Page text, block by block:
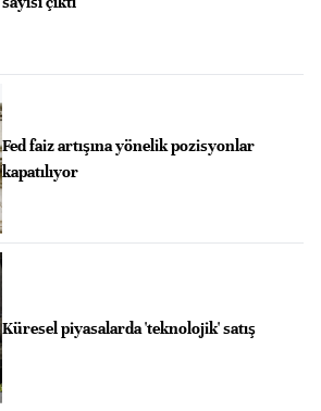
Fed faiz artışına yönelik pozisyonlar
kapatılıyor
Küresel piyasalarda 'teknolojik' satış